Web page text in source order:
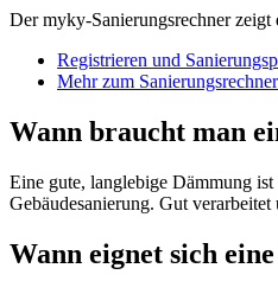
Der myky-Sanierungsrechner
Registrieren und
Mehr zum Sanierungsrechner
Wann braucht man
Eine gute, langlebige Dämmung
Gebäudesanierung. Gut
Wann eignet sich